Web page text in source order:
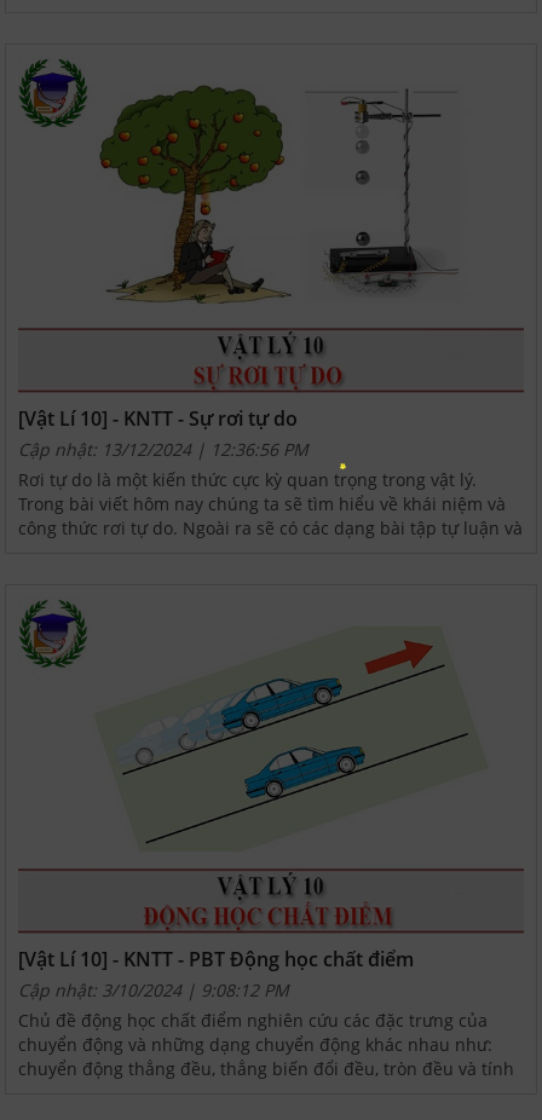
[Vật Lí 10] - KNTT - Sự rơi tự do
Cập nhật: 13/12/2024 | 12:36:56 PM
Rơi tự do là một kiến thức cực kỳ quan trọng trong vật lý.
Trong bài viết hôm nay chúng ta sẽ tìm hiểu về khái niệm và
công thức rơi tự do. Ngoài ra sẽ có các dạng bài tập tự luận và
[Vật Lí 10] - KNTT - PBT Động học chất điểm
Cập nhật: 3/10/2024 | 9:08:12 PM
Chủ đề động học chất điểm nghiên cứu các đặc trưng của
chuyển động và những dạng chuyển động khác nhau như:
chuyển động thẳng đều, thẳng biến đổi đều, tròn đều và tính